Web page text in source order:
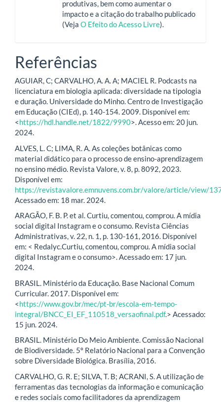
produtivas, bem como aumentar o
impacto e a citação do trabalho publicado
(Veja O Efeito do Acesso Livre).
Referências
AGUIAR, C; CARVALHO, A. A. A; MACIEL R. Podcasts na
licenciatura em biologia aplicada: diversidade na tipologia
e duração. Universidade do Minho. Centro de Investigação
em Educação (CIEd), p. 140-154. 2009. Disponível em:
<https://hdl.handle.net/1822/9990>. Acesso em: 20 jun.
2024.
ALVES, L. C; LIMA, R. A. As coleções botânicas como
material didático para o processo de ensino-aprendizagem
no ensino médio. Revista Valore, v. 8, p. 8092, 2023.
Disponível em:
https://revistavalore.emnuvens.com.br/valore/article/view/
Acessado em: 18 mar. 2024.
ARAGÃO, F. B. P. et al. Curtiu, comentou, comprou. A mídia
social digital Instagram e o consumo. Revista Ciências
Administrativas, v. 22, n. 1, p. 130-161, 2016. Disponível
em: < Redalyc.Curtiu, comentou, comprou. A mídia social
digital Instagram e o consumo>. Acessado em: 17 jun.
2024.
BRASIL. Ministério da Educação. Base Nacional Comum
Curricular. 2017. Disponível em:
<https://www.gov.br/mec/pt-br/escola-em-tempo-
integral/BNCC_EI_EF_110518_versaofinal.pdf.> Acessado:
15 jun. 2024.
BRASIL. Ministério Do Meio Ambiente. Comissão Nacional
de Biodiversidade. 5º Relatório Nacional para a Convenção
sobre Diversidade Biológica. Brasília, 2016.
CARVALHO, G. R. E; SILVA, T. B; ACRANI, S. A utilização de
ferramentas das tecnologias da informação e comunicação
e redes sociais como facilitadores da aprendizagem